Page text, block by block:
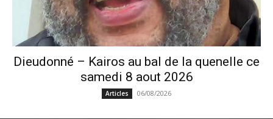
Dieudonné – Kairos au bal de la quenelle ce
samedi 8 aout 2026
Articles 06/08/2026